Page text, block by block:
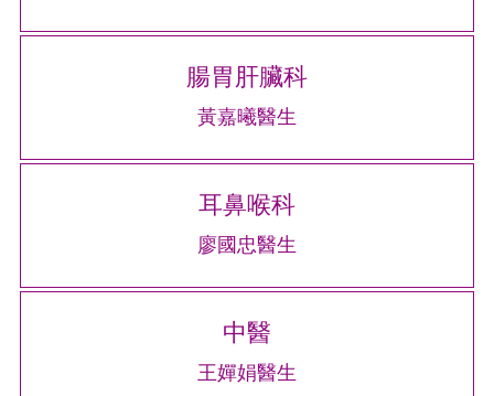
腸胃肝臟科
黃嘉曦醫生
耳鼻喉科
廖國忠醫生
中醫
王嬋娟醫生